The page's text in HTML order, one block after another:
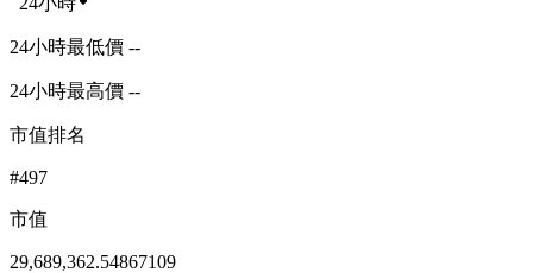
24小時最低價 --
24小時最高價 --
市值排名
#497
市值
29,689,362.54867109